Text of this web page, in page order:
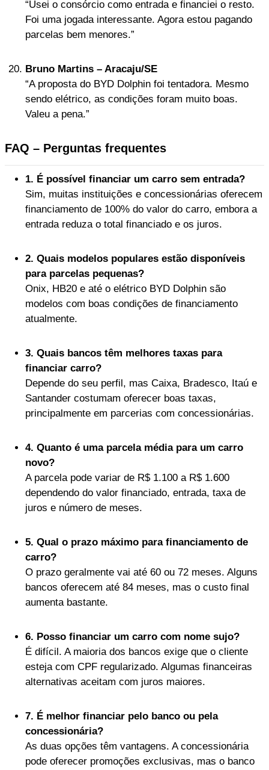
“Usei o consórcio como entrada e financiei o resto.
Foi uma jogada interessante. Agora estou pagando
parcelas bem menores.”
Bruno Martins – Aracaju/SE
“A proposta do BYD Dolphin foi tentadora. Mesmo
sendo elétrico, as condições foram muito boas.
Valeu a pena.”
FAQ – Perguntas frequentes
1. É possível financiar um carro sem entrada?
Sim, muitas instituições e concessionárias oferecem
financiamento de 100% do valor do carro, embora a
entrada reduza o total financiado e os juros.
2. Quais modelos populares estão disponíveis
para parcelas pequenas?
Onix, HB20 e até o elétrico BYD Dolphin são
modelos com boas condições de financiamento
atualmente.
3. Quais bancos têm melhores taxas para
financiar carro?
Depende do seu perfil, mas Caixa, Bradesco, Itaú e
Santander costumam oferecer boas taxas,
principalmente em parcerias com concessionárias.
4. Quanto é uma parcela média para um carro
novo?
A parcela pode variar de R$ 1.100 a R$ 1.600
dependendo do valor financiado, entrada, taxa de
juros e número de meses.
5. Qual o prazo máximo para financiamento de
carro?
O prazo geralmente vai até 60 ou 72 meses. Alguns
bancos oferecem até 84 meses, mas o custo final
aumenta bastante.
6. Posso financiar um carro com nome sujo?
É difícil. A maioria dos bancos exige que o cliente
esteja com CPF regularizado. Algumas financeiras
alternativas aceitam com juros maiores.
7. É melhor financiar pelo banco ou pela
concessionária?
As duas opções têm vantagens. A concessionária
pode oferecer promoções exclusivas, mas o banco